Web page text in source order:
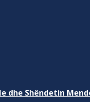
dhe Shëndetin